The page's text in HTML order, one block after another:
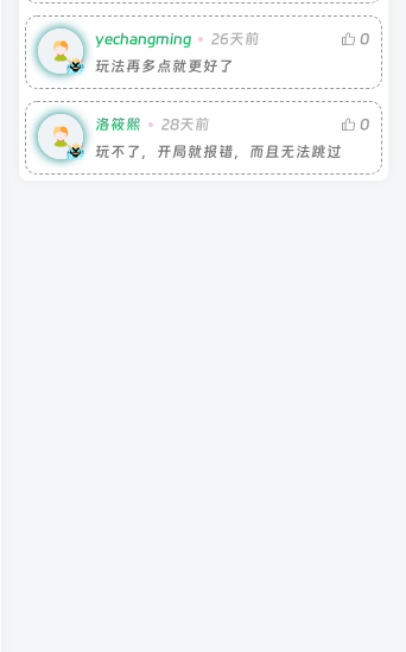
yechangming 26天前
0
玩法再多点就更好了
洛筱熙 28天前
0
玩不了，开局就报错，而且无法跳过